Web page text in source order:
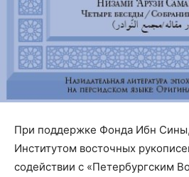
При поддержке Фонда Ибн Сины,
Институтом восточных
содействии с «Петербургским